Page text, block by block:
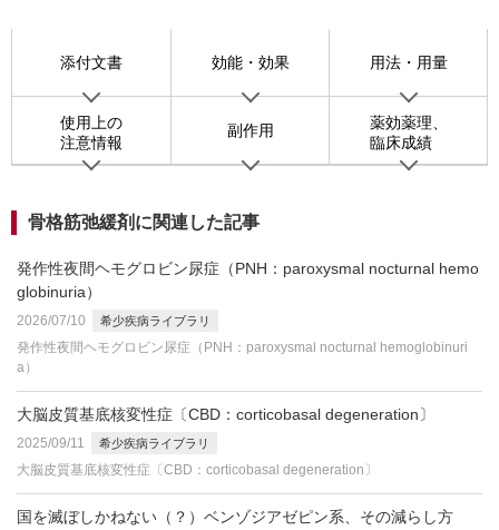
添付文書 効能・効果 用法・用量
使用上の
注意情報
副作用
薬効薬理、
臨床成績
骨格筋弛緩剤に関連した記事
発作性夜間ヘモグロビン尿症（PNH：paroxysmal nocturnal hemo
globinuria）
2026/07/10 希少疾病ライブラリ
発作性夜間ヘモグロビン尿症（PNH：paroxysmal nocturnal hemoglobinuri
a）
大脳皮質基底核変性症〔CBD：corticobasal degeneration〕
2025/09/11 希少疾病ライブラリ
大脳皮質基底核変性症〔CBD：corticobasal degeneration〕
国を滅ぼしかねない（？）ベンゾジアゼピン系、その減らし方